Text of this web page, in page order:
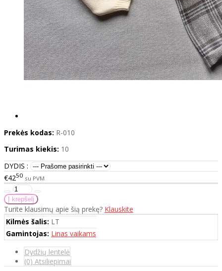
Prekės kodas: R-010
Turimas kiekis: 10
DYDIS :
€4250 su PVM
Turite klausimų apie šią prekę? Klauskite
Kilmės šalis: LT
Gamintojas: Linas vaikams
Dydžių lentelė
(0) Atsiliepimai